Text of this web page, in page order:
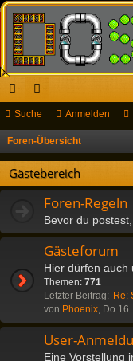
ch
ne
llz
ug
or
en
Suche Anmelden
Foren-Übersicht
Gästebereich
Foren-Regeln
Bevor du
Gästeforum
Hier dürfen auch
Themen: 771
Letzter Beitrag: Re:
von Phoenix, Do
User-
Eine Vorstellung